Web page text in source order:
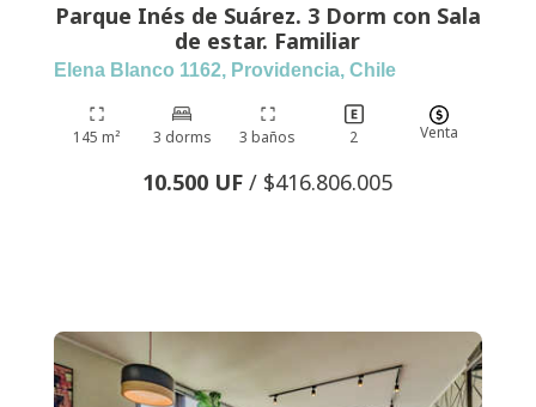
Parque Inés de Suárez. 3 Dorm con Sala
de estar. Familiar
Elena Blanco 1162, Providencia, Chile
145 m² 3 dorms 3 baños 2 Venta
10.500 UF / $416.806.005